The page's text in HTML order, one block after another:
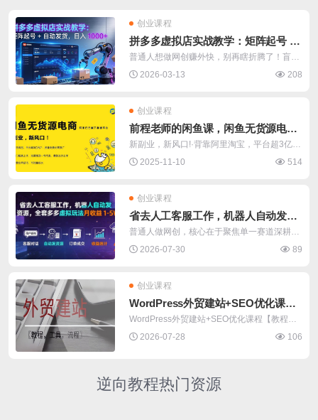
创业课程
拼多多虚拟店实战教学：矩阵起号 +
自动发
普通人想做网创赚外快，别再瞎折腾了！盲目
跟风换赛道、啥项目都想碰，最后只会越
2026-03-13 208
创业课程
前程老师的闲鱼课，闲鱼无货源电
商，独家运
新副业，新风口!·背靠阿里淘宝，平台超3亿用
户，流量免费无需推广·开店零门槛易
2025-11-10 514
创业课程
省去人工客服工作，机器人自动发资
源，全套
普通人做网创，核心在于聚焦单一赛道深耕，
切忌贪多求全。如果你想做电商，却面临缺
2026-07-30 89
创业课程
WordPress外贸建站+SEO优化课程
【教程，工
WordPress外贸建站+SEO优化课程【教程，
工具，流程】 **** 本内容被作者隐藏 ****
2026-07-28 106
逆向教程热门资源
逆向教程
UPX5.0.2 现代化GUI，支持拖拽文
（修复版）
用了精易和乐玩模块，自行下载吧
元气桌面壁纸下载器 附源码
**** 本内容被作者隐藏 ****
易语言OEP获取修复工具
**** 本内容被作者隐藏 ****
抖音很火的全屏暖心短语源
注册表修改电脑MAC源码
禁止程序联网工具Netcontr
内存热补丁工具V1.0
内存监视工具源码
逆向教程
内存监视对比工具（成品